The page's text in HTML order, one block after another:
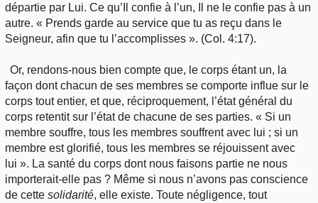
départie par Lui. Ce qu’Il confie à l’un, Il ne le confie pas à un
autre. « Prends garde au service que tu as reçu dans le
Seigneur, afin que tu l’accomplisses ». (Col. 4:17).
Or, rendons-nous bien compte que, le corps étant un, la
façon dont chacun de ses membres se comporte influe sur le
corps tout entier, et que, réciproquement, l’état général du
corps retentit sur l’état de chacune de ses parties. « Si un
membre souffre, tous les membres souffrent avec lui ; si un
membre est glorifié, tous les membres se réjouissent avec
lui ». La santé du corps dont nous faisons partie ne nous
importerait-elle pas ? Même si nous n’avons pas conscience
de cette solidarité, elle existe. Toute négligence, tout